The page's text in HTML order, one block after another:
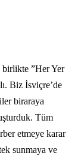
birlikte ”Her Yer
Biz İsviçre’de
biraraya
Tüm
etmeye karar
sunmaya ve